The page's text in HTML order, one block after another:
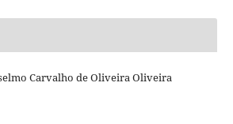
Carvalho de Oliveira Oliveira